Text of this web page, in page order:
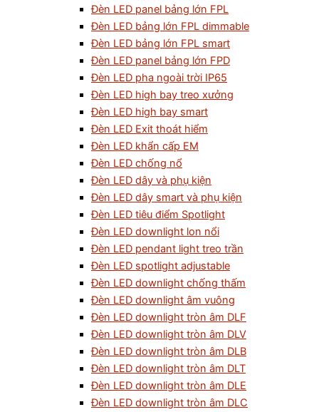
Đèn LED panel bảng lớn FPL
Đèn LED bảng lớn FPL dimmable
Đèn LED bảng lớn FPL smart
Đèn LED panel bảng lớn FPD
Đèn LED pha ngoài trời IP65
Đèn LED high bay treo xưởng
Đèn LED high bay smart
Đèn LED Exit thoát hiểm
Đèn LED khẩn cấp EM
Đèn LED chống nổ
Đèn LED dây và phụ kiện
Đèn LED dây smart và phụ kiện
Đèn LED tiêu điểm Spotlight
Đèn LED downlight lon nổi
Đèn LED pendant light treo trần
Đèn LED spotlight adjustable
Đèn LED downlight chống thấm
Đèn LED downlight âm vuông
Đèn LED downlight tròn âm DLF
Đèn LED downlight tròn âm DLV
Đèn LED downlight tròn âm DLB
Đèn LED downlight tròn âm DLT
Đèn LED downlight tròn âm DLE
Đèn LED downlight tròn âm DLC